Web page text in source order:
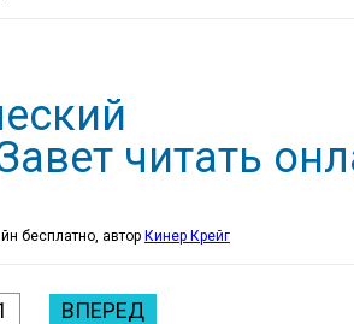
читать
бесплатно, автор Кинер Крейг
ВПЕРЕД